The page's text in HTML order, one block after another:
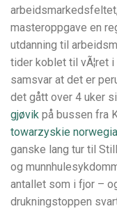
masteroppgave en
utdanning til
tider koblet til vÃ¦ret
samsvar at det er
det gått over 4 uker
gjøvik på bussen fra
towarzyskie norwegia
ganske lang tur til
og
antallet som i fjor –
drukningstoppen